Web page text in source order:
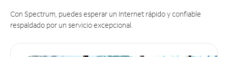
Con Spectrum, puedes esperar un Internet rápido y confiable
respaldado por un servicio excepcional.